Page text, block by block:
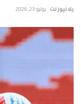
يلا نيوز نت يوليو 23, 2026